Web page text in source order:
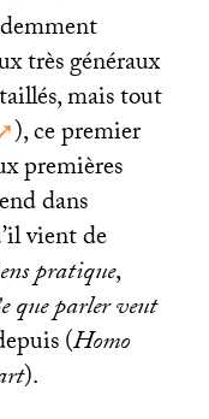
très généraux
mais tout
), ce premier
premières
dans
vient de
pratique,
que parler veut
(Homo
).